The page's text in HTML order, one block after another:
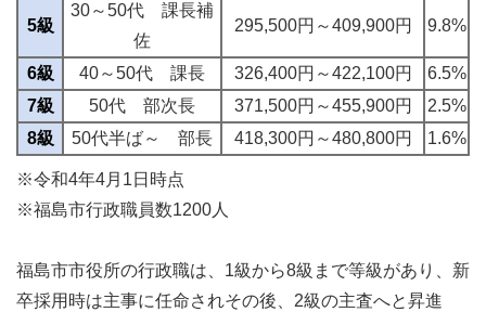
5級
30～50代 課長補
佐
295,500円～409,900円 9.8%
6級 40～50代 課長 326,400円～422,100円
6.5%
7級
50代 部次長 371,500円～455,900円
2.5%
8級
50代半ば～ 部長 418,300円～480,800円 1.6%
※令和4年4月1日時点
※福島市行政職員数1200人
福島市市役所の行政職は、1級から8級まで等級があり、新
卒採用時は主事に任命されその後、2級の主査へと昇進